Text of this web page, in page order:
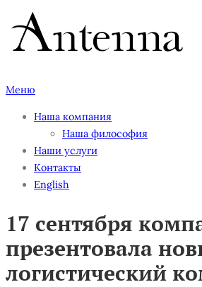
Перейти
содержимому
Меню
Наша компания
Наша философия
Наши услуги
Контакты
English
17 сентября
презентовала
логистический